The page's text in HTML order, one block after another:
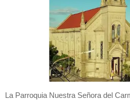
La Parroquia Nuestra Señora del